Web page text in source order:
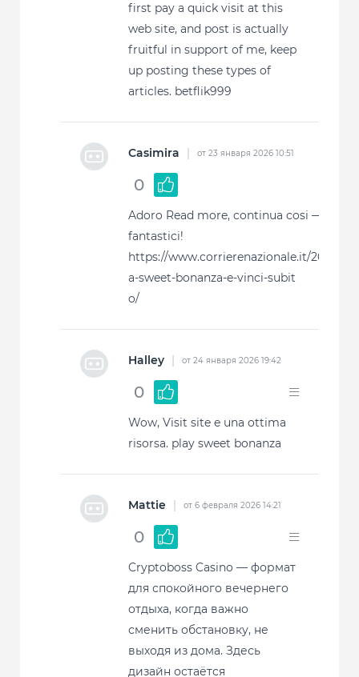
first pay a quick visit at this
web site, and post is actually
fruitful in support of me, keep
up posting these types of
articles. betflik999
Casimira | от 23 января 2026 10:51
0
Adoro Read more, continua cosi —
fantastici!
https://www.corrierenazionale.it/2024/11/
a-sweet-bonanza-e-vinci-subit
o/
Halley | от 24 января 2026 19:42
0
Wow, Visit site e una ottima
risorsa. play sweet bonanza
Mattie | от 6 февраля 2026 14:21
0
Cryptoboss Casino — формат
для спокойного вечернего
отдыха, когда важно
сменить обстановку, не
выходя из дома. Здесь
дизайн остаётся